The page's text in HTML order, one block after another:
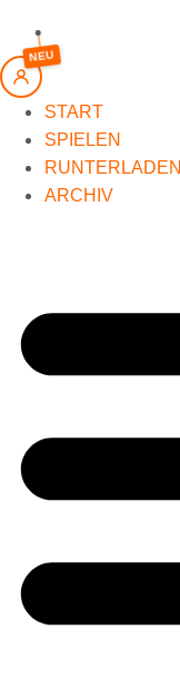
springen
NEU
START
SPIELEN
RUNTERLADEN
ARCHIV